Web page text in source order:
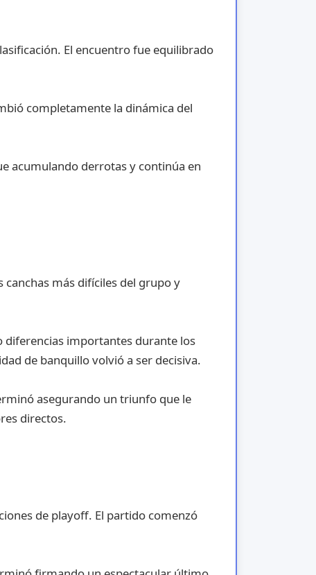
El encuentro fue equilibrado
completamente la dinámica del
acumulando derrotas y continúa en
más difíciles del grupo y
diferencias importantes durante los
de banquillo volvió a ser decisiva.
asegurando un triunfo que le
directos.
de playoff. El partido comenzó